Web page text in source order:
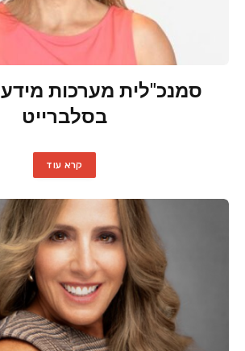
סמנכ"לית מערכות
בסלברייט
קרא עוד